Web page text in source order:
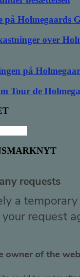
på Holmegaards
over
på
Tour de